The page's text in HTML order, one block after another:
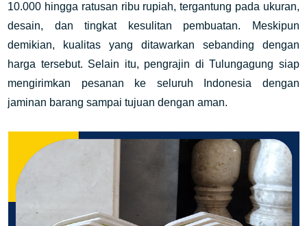
10.000 hingga ratusan ribu rupiah, tergantung pada ukuran,
desain, dan tingkat kesulitan pembuatan. Meskipun
demikian, kualitas yang ditawarkan sebanding dengan
harga tersebut. Selain itu, pengrajin di Tulungagung siap
mengirimkan pesanan ke seluruh Indonesia dengan
jaminan barang sampai tujuan dengan aman.